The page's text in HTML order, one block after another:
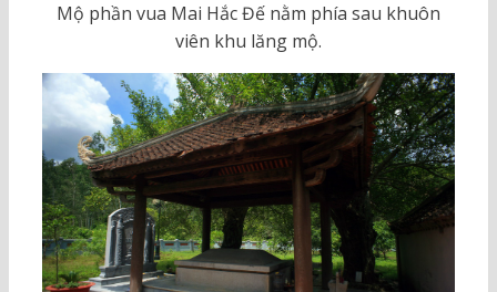
Mộ phần vua Mai Hắc Đế nằm phía sau khuôn
viên khu lăng mộ.